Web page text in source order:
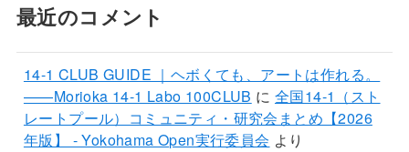
最近のコメント
14-1 CLUB GUIDE ｜ヘボくても、アートは作れる。
——Morioka 14-1 Labo 100CLUB に 全国14-1（スト
レートプール）コミュニティ・研究会まとめ【2026
年版】 - Yokohama Open実行委員会 より